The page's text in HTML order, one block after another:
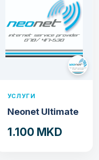
УСЛУГИ
Neonet Ultimate
1.100 MKD